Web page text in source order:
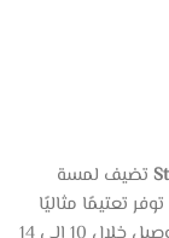
تضيف لمسة
تعتيمًا مثاليًا